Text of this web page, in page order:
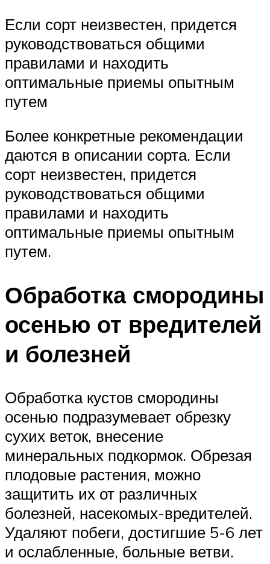
Если сорт неизвестен, придется
руководствоваться общими
правилами и находить
оптимальные приемы опытным
путем
Более конкретные рекомендации
даются в описании сорта. Если
сорт неизвестен, придется
руководствоваться общими
правилами и находить
оптимальные приемы опытным
путем.
Обработка смородины
осенью от вредителей
и болезней
Обработка кустов смородины
осенью подразумевает обрезку
сухих веток, внесение
минеральных подкормок. Обрезая
плодовые растения, можно
защитить их от различных
болезней, насекомых-вредителей.
Удаляют побеги, достигшие 5-6 лет
и ослабленные, больные ветви.